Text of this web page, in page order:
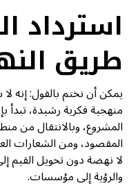
استرداد
طريق
يمكن أن نختم بالقول: إنه لا
منهجية فكرية رشيدة، تبدأ
المشروع، وبالانتقال من
المقصود، ومن الشعارات
لا نهضة دون تحويل القيم
والرؤية إلى مؤسسات.